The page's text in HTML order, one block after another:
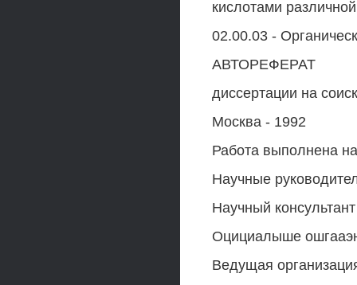
кислотами
02.00.03 -
АВТОРЕФЕРАТ
диссертации на
Москва - 1992
Работа выполнена
Научные
Научный
Оцициалыше
Ведущая